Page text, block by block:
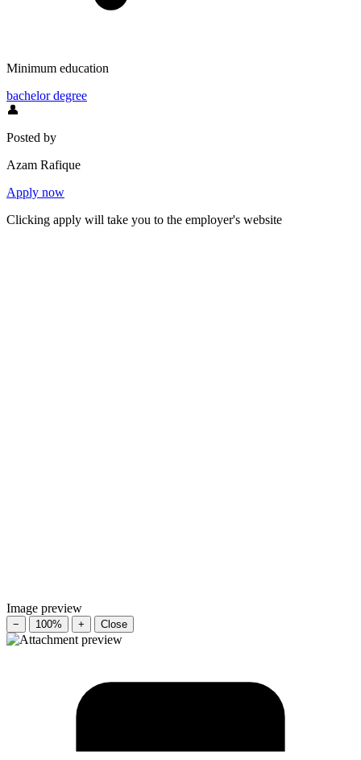
Minimum education
bachelor degree
👤
Posted by
Azam Rafique
Apply now
Clicking apply will take you to the employer's website
Image preview
− 100% + Close